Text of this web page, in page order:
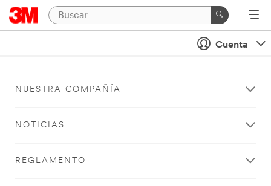
Cuenta
NUESTRA COMPAÑÍA
NOTICIAS
REGLAMENTO